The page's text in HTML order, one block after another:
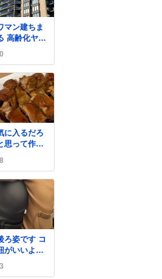
マン建ちま
高齢化ヤバ
前にコンパ
ィつくって
住ませる考
病院も全部
る
に入るだろ
思って作っ
の何倍も美
味しい言っ
嬉しい
ろ姿です コ
がいいよ
腰が細い